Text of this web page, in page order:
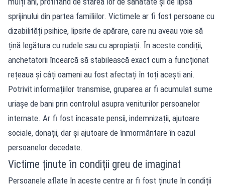
sprijinului din partea familiilor. Victimele ar fi fost persoane cu
dizabilități psihice, lipsite de apărare, care nu aveau voie să
țină legătura cu rudele sau cu apropiații. În aceste condiții,
anchetatorii încearcă să stabilească exact cum a funcționat
rețeaua și câți oameni au fost afectați în toți acești ani.
Potrivit informațiilor transmise, gruparea ar fi acumulat sume
uriașe de bani prin controlul asupra veniturilor persoanelor
internate. Ar fi fost încasate pensii, indemnizații, ajutoare
sociale, donații, dar și ajutoare de înmormântare în cazul
persoanelor decedate.
Victime ținute în condiții greu de imaginat
Persoanele aflate în aceste centre ar fi fost ținute în condiții